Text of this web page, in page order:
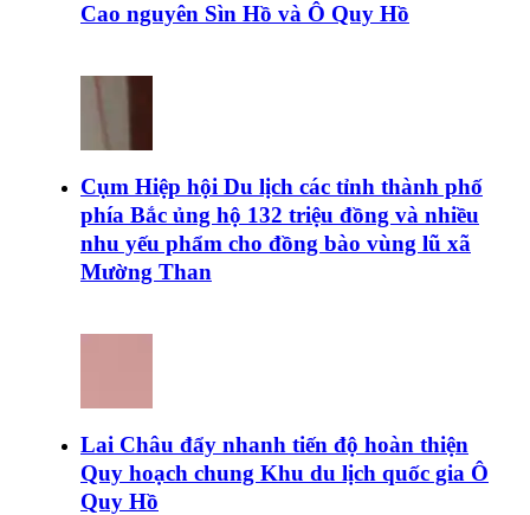
Cao nguyên Sìn Hồ và Ô Quy Hồ
Cụm Hiệp hội Du lịch các tỉnh thành phố
phía Bắc ủng hộ 132 triệu đồng và nhiều
nhu yếu phẩm cho đồng bào vùng lũ xã
Mường Than
Lai Châu đẩy nhanh tiến độ hoàn thiện
Quy hoạch chung Khu du lịch quốc gia Ô
Quy Hồ